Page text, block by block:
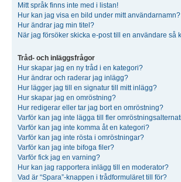
Mitt språk finns inte med i listan!
Hur kan jag visa en bild under mitt användarnamn?
Hur ändrar jag min titel?
När jag försöker skicka e-post till en användare så
Tråd- och inläggsfrågor
Hur skapar jag en ny tråd i en kategori?
Hur ändrar och raderar jag inlägg?
Hur lägger jag till en signatur till mitt inlägg?
Hur skapar jag en omröstning?
Hur redigerar eller tar jag bort en omröstning?
Varför kan jag inte lägga till fler
Varför kan jag inte komma åt en kategori?
Varför kan jag inte rösta i omröstningar?
Varför kan jag inte bifoga filer?
Varför fick jag en varning?
Hur kan jag rapportera inlägg till en moderator?
Vad är “Spara”-knappen i trådformuläret till för?